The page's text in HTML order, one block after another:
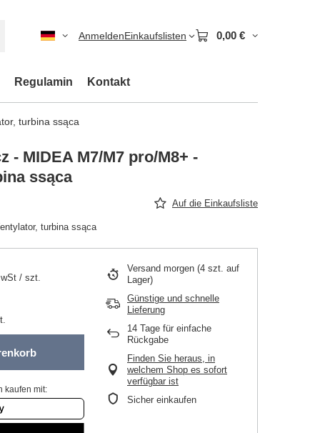
AnmeldenEinkaufslisten 0,00 €
Regulamin Kontakt
turbina ssąca
- MIDEA M7/M7 pro/M8+ -
ssąca
Auf die Einkaufsliste
turbina ssąca
/ szt.
kaufen mit:
Versand morgen (4 szt. auf
Lager)
Günstige und schnelle
Lieferung
14 Tage für einfache
Rückgabe
Finden Sie heraus, in
welchem Shop es sofort
verfügbar ist
Sicher einkaufen